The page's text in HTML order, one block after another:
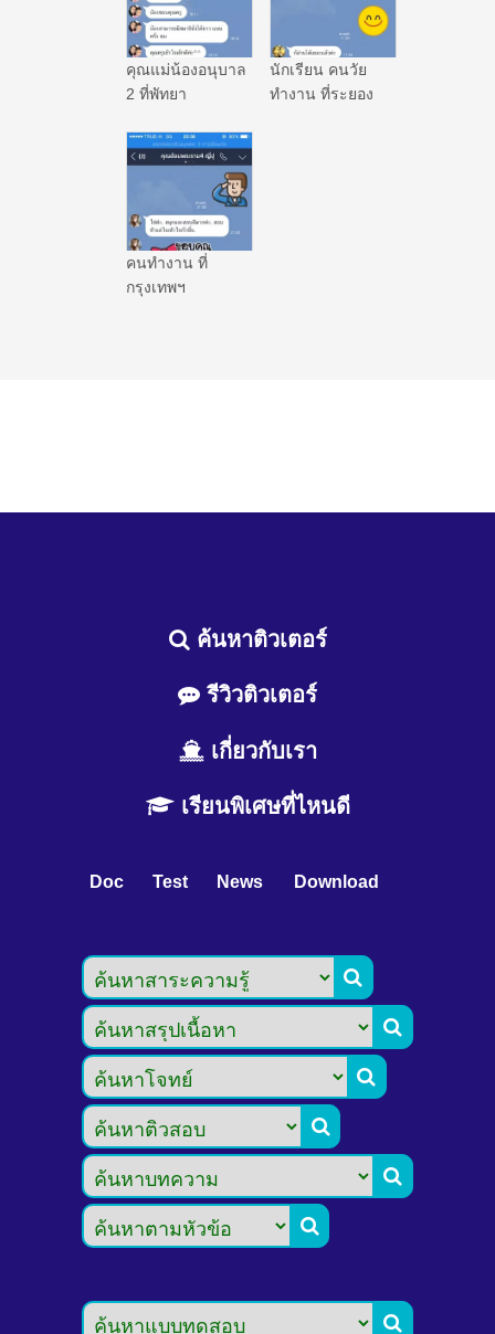
คุณแม่น้องอนุบาล
2 ที่พัทยา
นักเรียน คนวัย
ทำงาน ที่ระยอง
คนทำงาน ที่
กรุงเทพฯ
ค้นหาติวเตอร์
รีวิวติวเตอร์
เกี่ยวกับเรา
เรียนพิเศษที่ไหนดี
Doc Test News Download






